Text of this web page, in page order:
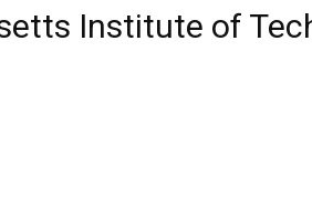
Institute of